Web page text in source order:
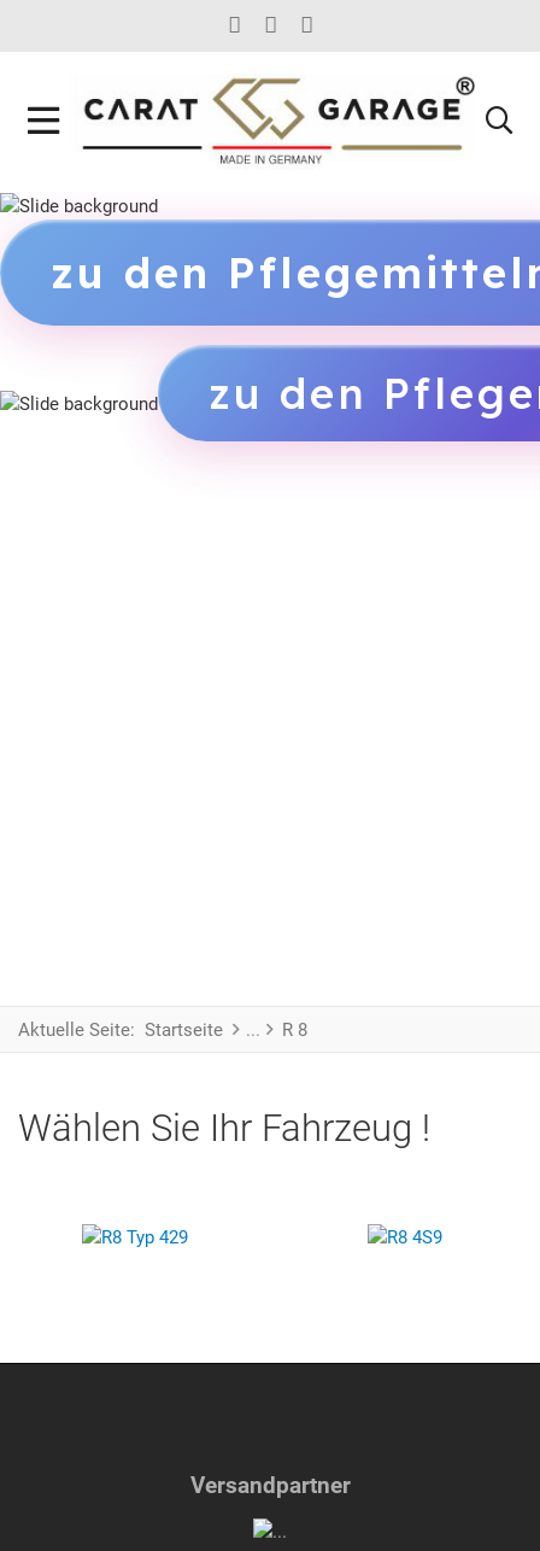
FACEBOOK SOCIAL LINK
INSTAGRAM SOCIAL LINK
YOUTUBE SOCIAL LINK
zu den
zu den
Aktuelle Seite: Startseite R 8
Wählen Sie Ihr Fahrzeug !
Versandpartner